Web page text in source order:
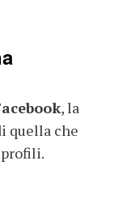
, la
quella che